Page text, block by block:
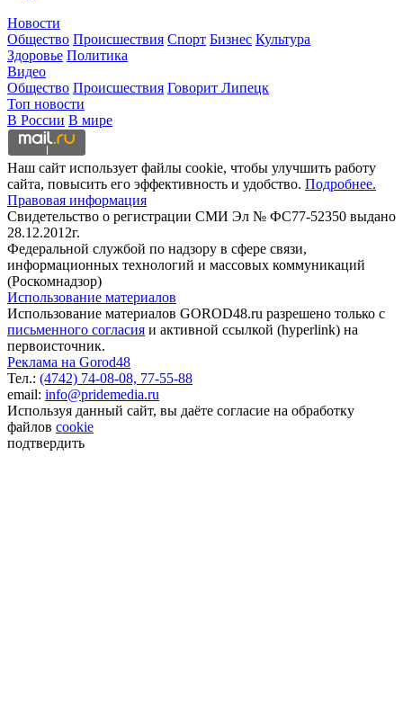
Новости
Общество Происшествия Спорт Бизнес Культура
Здоровье Политика
Видео
Общество Происшествия Говорит Липецк
Топ новости
В России В мире
Наш сайт использует файлы cookie, чтобы улучшить работу
сайта, повысить его эффективность и удобство. Подробнее.
Правовая информация
Свидетельство о регистрации СМИ Эл № ФС77-52350 выдано
28.12.2012г.
Федеральной службой по надзору в сфере связи,
информационных технологий и массовых коммуникаций
(Роскомнадзор)
Использование материалов
Использование материалов GOROD48.ru разрешено только с
письменного согласия и активной ссылкой (hyperlink) на
первоисточник.
Реклама на Gorod48
Тел.: (4742) 74-08-08, 77-55-88
email: info@pridemedia.ru
Используя данный сайт, вы даёте согласие на обработку
файлов cookie
подтвердить